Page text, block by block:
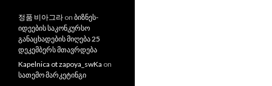
정품 비아그라 on ბიზნეს-
იდეების საკონკურსო
განაცხადების მიღება 25
დეკემბერს მთავრდება
Kapelnica ot zapoya_swKa on
სათემო მარკეტინგი